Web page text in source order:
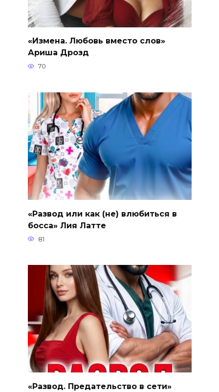
«Измена. Любовь вместо слов»
Ариша Дрозд
70
«Развод или как (не) влюбиться в
босса» Лия Латте
81
«Развод. Предательство в сети»